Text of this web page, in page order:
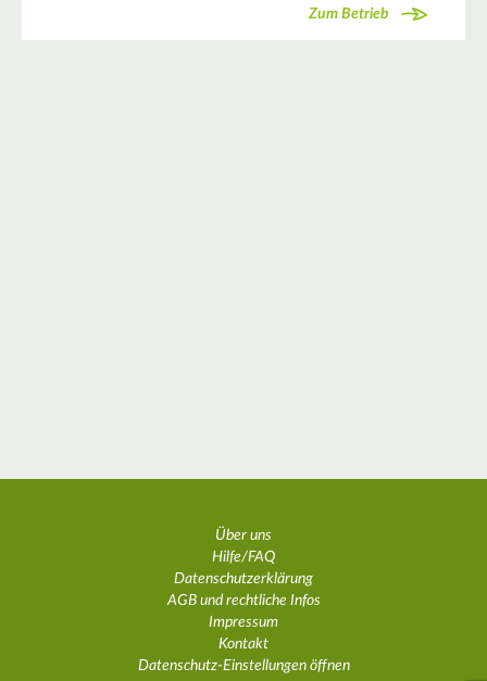
Zum Betrieb
Über uns
Hilfe/FAQ
Datenschutzerklärung
AGB und rechtliche Infos
Impressum
Kontakt
Datenschutz-Einstellungen öffnen